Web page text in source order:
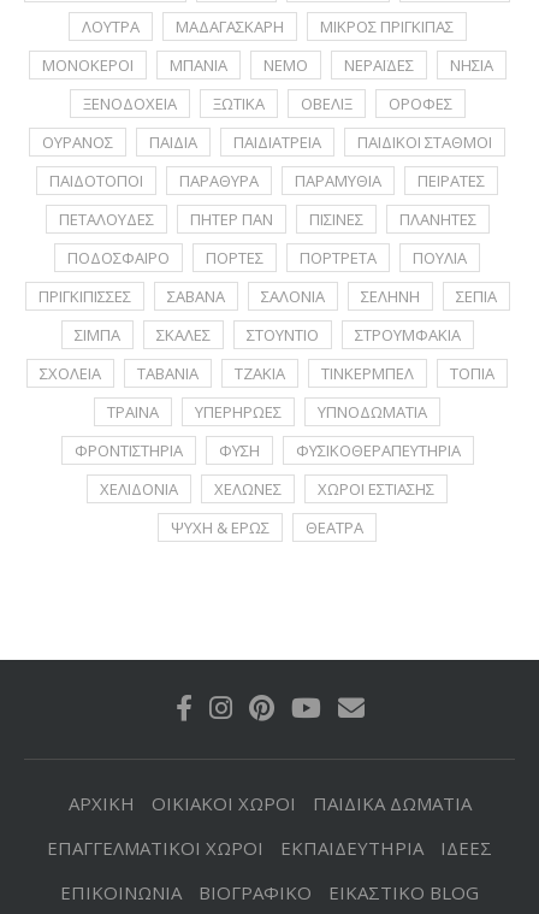
ΛΟΥΤΡΑ
ΜΑΔΑΓΑΣΚΑΡΗ
ΜΙΚΡΟΣ ΠΡΙΓΚΙΠΑΣ
ΜΟΝΟΚΕΡΟΙ
ΜΠΑΝΙΑ ΝΕΜΟ ΝΕΡΑΪΔΕΣ
ΝΗΣΙΑ
ΞΕΝΟΔΟΧΕΙΑ
ΞΩΤΙΚΑ ΟΒΕΛΙΞ
ΟΡΟΦΕΣ
ΟΥΡΑΝΟΣ
ΠΑΙΔΙΑ ΠΑΙΔΙΑΤΡΕΙΑ
ΠΑΙΔΙΚΟΙ ΣΤΑΘΜΟΙ
ΠΑΙΔΟΤΟΠΟΙ
ΠΑΡΑΘΥΡΑ ΠΑΡΑΜΥΘΙΑ
ΠΕΙΡΑΤΕΣ
ΠΕΤΑΛΟΥΔΕΣ
ΠΗΤΕΡ ΠΑΝ ΠΙΣΙΝΕΣ
ΠΛΑΝΗΤΕΣ
ΠΟΔΟΣΦΑΙΡΟ
ΠΟΡΤΕΣ ΠΟΡΤΡΕΤA
ΠΟΥΛΙΑ
ΠΡΙΓΚΙΠΙΣΣΕΣ
ΣΑΒΑΝΑ ΣΑΛΟΝΙΑ ΣΕΛΗΝΗ
ΣΕΠΙΑ
ΣΙΜΠΑ
ΣΚΑΛΕΣ ΣΤΟΥΝΤΙΟ
ΣΤΡΟΥΜΦΑΚΙΑ
ΣΧΟΛΕΙΑ
ΤΑΒΑΝΙΑ ΤΖΑΚΙΑ ΤΙΝΚΕΡΜΠΕΛ
ΤΟΠΙΑ
ΤΡΑΙΝΑ
ΥΠΕΡΗΡΩΕΣ
ΥΠΝΟΔΩΜΑΤΙΑ
ΦΡΟΝΤΙΣΤΗΡΙΑ
ΦΥΣΗ
ΦΥΣΙΚΟΘΕΡΑΠΕΥΤΗΡΙΑ
ΧΕΛΙΔΟΝΙΑ
ΧΕΛΩΝΕΣ
ΧΩΡΟΙ ΕΣΤΙΑΣΗΣ
ΨΥΧΗ & ΕΡΩΣ
ΘΕΑΤΡΑ
ΑΡΧΙΚΗ ΟΙΚΙΑΚΟΙ ΧΩΡΟΙ
ΠΑΙΔΙΚΑ ΔΩΜΑΤΙΑ
ΕΠΑΓΓΕΛΜΑΤΙΚΟΙ ΧΩΡΟΙ
ΕΚΠΑΙΔΕΥΤΗΡΙΑ
ΙΔΕΕΣ
ΕΠΙΚΟΙΝΩΝΙΑ
ΒΙΟΓΡΑΦΙΚΟ ΕΙΚΑΣΤΙΚΟ BLOG